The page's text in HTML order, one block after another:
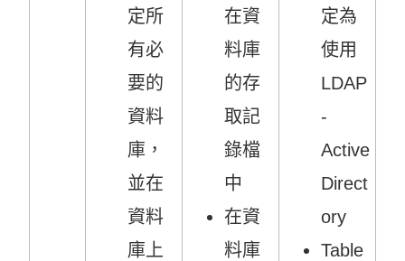
定所
有必
要的
資料
庫，
並在
資料
庫上
在資
料庫
的存
取記
錄檔
中
在資
料庫
定為
使用
LDAP
-
Active
Direct
ory
Table